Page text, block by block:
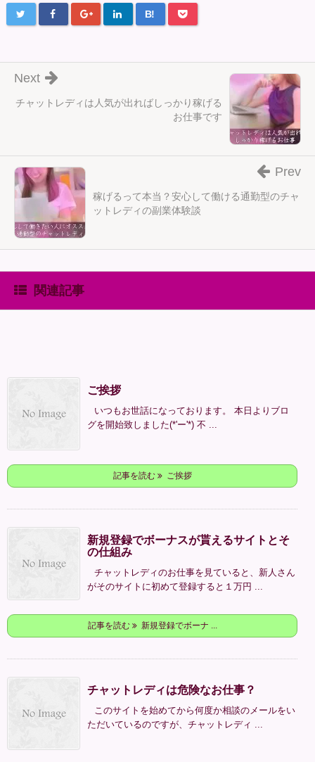
B!
チャットレディは人気が出ればしっかり稼げる
お仕事です
Next
稼げるって本当？安心して働ける通勤型のチャ
ットレディの副業体験談
Prev
関連記事
ご挨拶
いつもお世話になっております。 本日よりブロ
グを開始致しました(*'ー'*) 不 ...
記事を読む ご挨拶
新規登録でボーナスが貰えるサイトとそ
の仕組み
チャットレディのお仕事を見ていると、新人さん
がそのサイトに初めて登録すると１万円 ...
記事を読む 新規登録でボーナ ...
チャットレディは危険なお仕事？
このサイトを始めてから何度か相談のメールをい
ただいているのですが、チャットレディ ...